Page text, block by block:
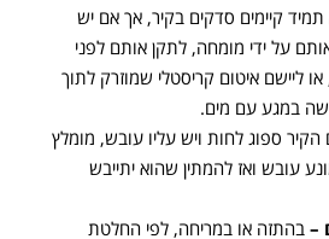
קיימים סדקים בקיר, אך אם יש
על ידי מומחה, לתקן אותם לפני
או ליישם איטום קריסטלי שמוזרק לתוך
במגע עם מים.
הקיר ספוג לחות ויש עליו עובש, מומלץ
עובש ואז להמתין שהוא יתייבש
– בהתזה או במריחה, לפי החלטת